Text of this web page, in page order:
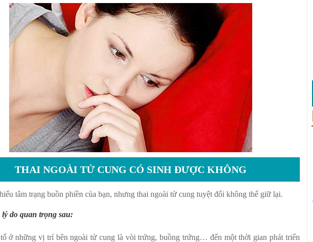
THAI NGOÀI TỬ CUNG CÓ SINH ĐƯỢC KHÔNG
tâm trạng buồn phiền của bạn, nhưng thai ngoài tử cung tuyệt đối không thể giữ lại.
do quan trọng sau:
ở những vị trí bên ngoài tử cung là vòi trứng, buồng trứng… đến một thời gian phát triển